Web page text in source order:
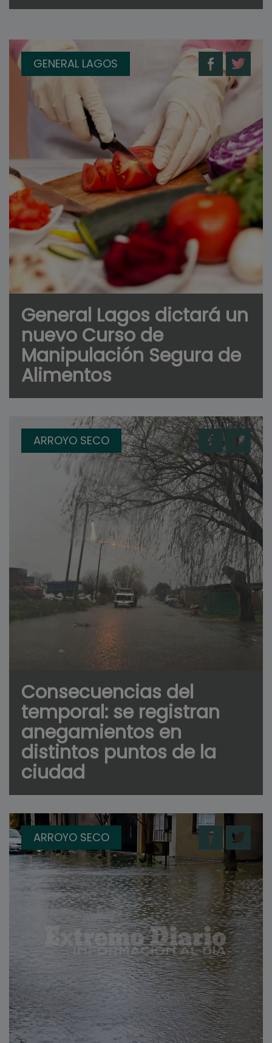
GENERAL LAGOS
General Lagos dictará un
nuevo Curso de
Manipulación Segura de
Alimentos
ARROYO SECO
Consecuencias del
temporal: se registran
anegamientos en
distintos puntos de la
ciudad
ARROYO SECO